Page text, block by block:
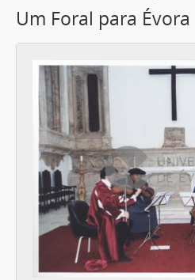
Um Foral para Évora